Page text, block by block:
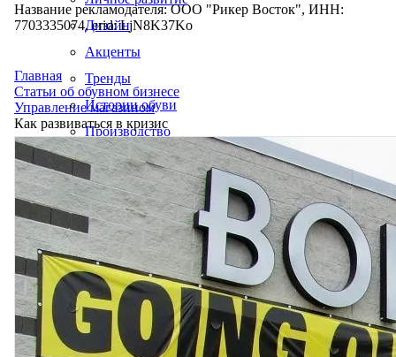
Дизайн
Акценты
Тренды
Истории обуви
Производство
Название рекламодателя: ООО "Рикер Восток", ИНН:
7703335074, erid: LjN8K37Ko
Главная
Статьи об обувном бизнесе
Управление магазином
Как развиваться в кризис